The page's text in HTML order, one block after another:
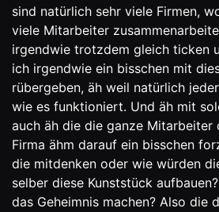
sind natürlich sehr viele Firmen,
viele Mitarbeiter
irgendwie trotzdem gleich ticken
ich irgendwie ein bisschen mit
rübergeben, äh weil natürlich
wie es funktioniert. Und äh mit
auch äh die die ganze Mitarbeiter
Firma ähm darauf ein bisschen
die mitdenken oder wie würden
selber diese Kunststück
das Geheimnis machen? Also die